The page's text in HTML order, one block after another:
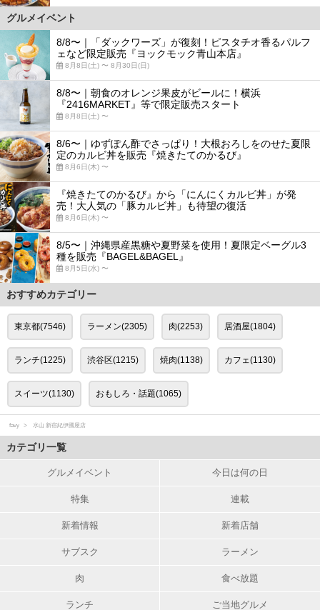
グルメイベント
8/8〜｜「ダックワーズ」が復刻！ピスタチオ香るパルフ
ェなど限定販売『ヨックモック青山本店』
8月8日(土) 〜 8月30日(日)
8/8〜｜朝食のオレンジ果皮がビールに！横浜
『2416MARKET』等で限定販売スタート
8月8日(土) 〜
8/6〜｜ゆずぽん酢でさっぱり！大根おろしをのせた夏限
定のカルビ丼を販売『焼きたてのかるび』
8月6日(木) 〜
『焼きたてのかるび』から「にんにくカルビ丼」が発
売！大人気の「豚カルビ丼」も待望の復活
8月6日(木) 〜
8/5〜｜沖縄県産黒糖や夏野菜を使用！夏限定ベーグル3
種を販売『BAGEL&BAGEL』
8月5日(水) 〜
おすすめカテゴリー
東京都(7546) ラーメン(2305) 肉(2253) 居酒屋(1804)
ランチ(1225) 渋谷区(1215) 焼肉(1138) カフェ(1130)
スイーツ(1130) おもしろ・話題(1065)
favy 水山 新宿紀伊國屋店
カテゴリ一覧
グルメイベント 今日は何の日
特集 連載
新着情報 新着店舗
サブスク ラーメン
肉 食べ放題
ランチ ご当地グルメ